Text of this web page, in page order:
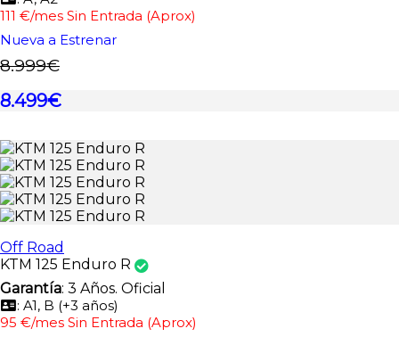
111 €/mes Sin Entrada (Aprox)
Nueva a Estrenar
8.999€
8.499€
Off Road
KTM 125 Enduro R
Garantía: 3 Años. Oficial
: A1, B (+3 años)
95 €/mes Sin Entrada (Aprox)